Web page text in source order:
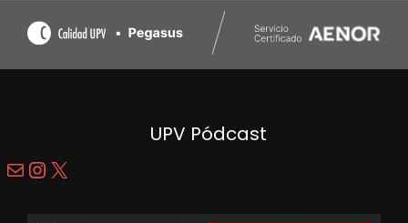
UPV Pódcast
MailInstagram
X